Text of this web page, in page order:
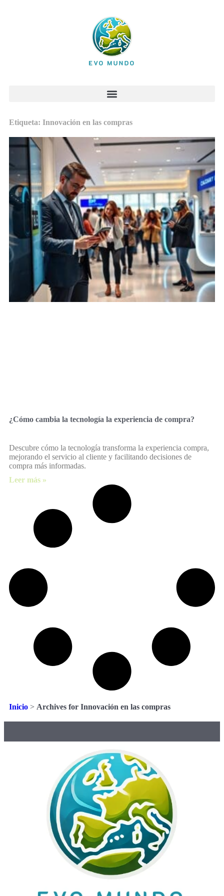
Etiqueta: Innovación en las compras
¿Cómo cambia la tecnología la experiencia de compra?
Descubre cómo la tecnología transforma la experiencia compra,
mejorando el servicio al cliente y facilitando decisiones de
compra más informadas.
Leer más »
Inicio > Archives for Innovación en las compras